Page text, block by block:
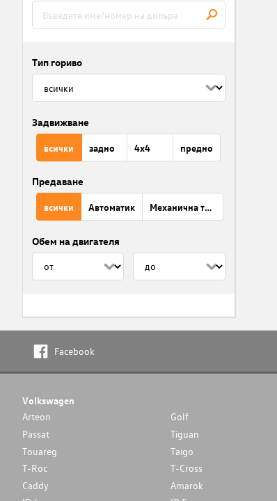
Тип гориво
Задвижване
всички задно 4x4 предно
Предаване
всички Автоматик Механична трансмисия
Обем на двигателя
Facebook
Volkswagen
Arteon
Golf
Passat
Tiguan
Touareg
Taigo
T-Roc
T-Cross
Caddy
Amarok